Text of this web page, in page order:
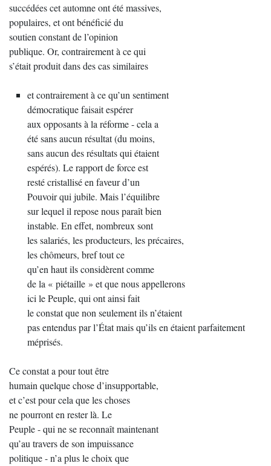
succédées cet automne ont été massives,
populaires, et ont bénéficié du
soutien constant de l’opinion
publique. Or, contrairement à ce qui
s’était produit dans des cas similaires
et contrairement à ce qu’un sentiment
démocratique faisait espérer
aux opposants à la réforme - cela a
été sans aucun résultat (du moins,
sans aucun des résultats qui étaient
espérés). Le rapport de force est
resté cristallisé en faveur d’un
Pouvoir qui jubile. Mais l’équilibre
sur lequel il repose nous paraît bien
instable. En effet, nombreux sont
les salariés, les producteurs, les précaires,
les chômeurs, bref tout ce
qu’en haut ils considèrent comme
de la « piétaille » et que nous appellerons
ici le Peuple, qui ont ainsi fait
le constat que non seulement ils n’étaient
pas entendus par l’État mais qu’ils en étaient parfaitement
méprisés.
Ce constat a pour tout être
humain quelque chose d’insupportable,
et c’est pour cela que les choses
ne pourront en rester là. Le
Peuple - qui ne se reconnaît maintenant
qu’au travers de son impuissance
politique - n’a plus le choix que